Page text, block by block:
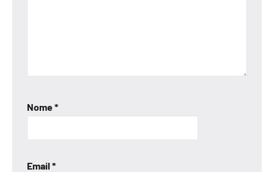
Nome*
Email *